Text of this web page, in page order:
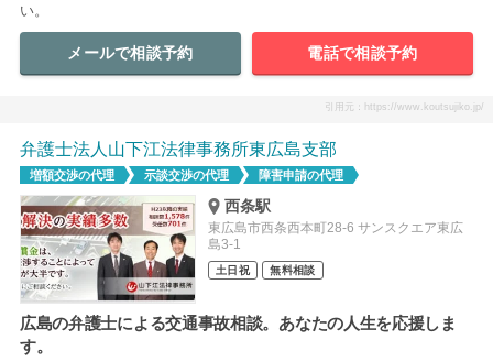
い。
メールで相談予約 電話で相談予約
引用元：https://www.koutsujiko.jp/
弁護士法人山下江法律事務所東広島支部
増額交渉の代理 示談交渉の代理 障害申請の代理
西条駅
東広島市西条西本町28-6 サンスクエア東広
島3-1
土日祝 無料相談
広島の弁護士による交通事故相談。あなたの人生を応援しま
す。